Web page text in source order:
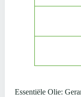
Essentiële Olie: